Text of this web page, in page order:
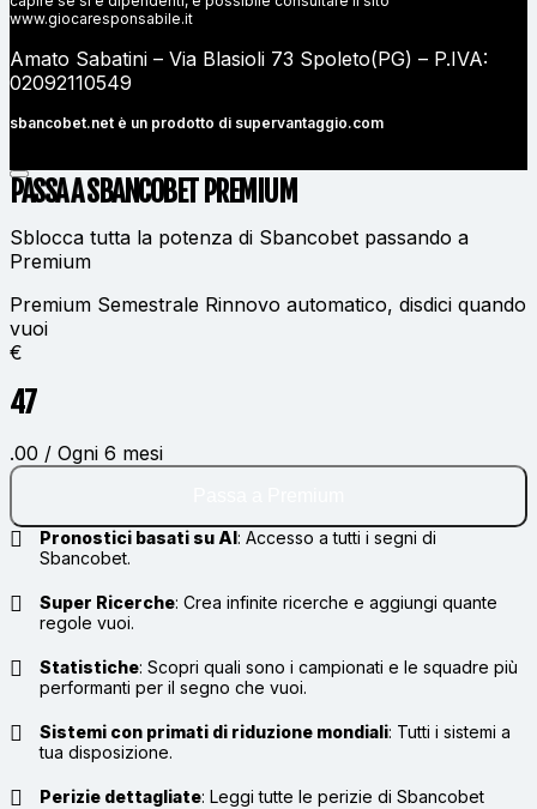
www.giocaresponsabile.it
Amato Sabatini – Via Blasioli 73 Spoleto(PG) – P.IVA:
02092110549
sbancobet.net è un prodotto di supervantaggio.com
PASSA A SBANCOBET PREMIUM
Sblocca tutta la potenza di Sbancobet passando a
Premium
Premium Semestrale Rinnovo automatico, disdici quando
vuoi
€
47
.00 / Ogni 6 mesi
Pronostici basati su AI: Accesso a tutti i segni di
Sbancobet.
Super Ricerche: Crea infinite ricerche e aggiungi quante
regole vuoi.
Statistiche: Scopri quali sono i campionati e le squadre più
performanti per il segno che vuoi.
Sistemi con primati di riduzione mondiali: Tutti i sistemi a
tua disposizione.
Perizie dettagliate: Leggi tutte le perizie di Sbancobet